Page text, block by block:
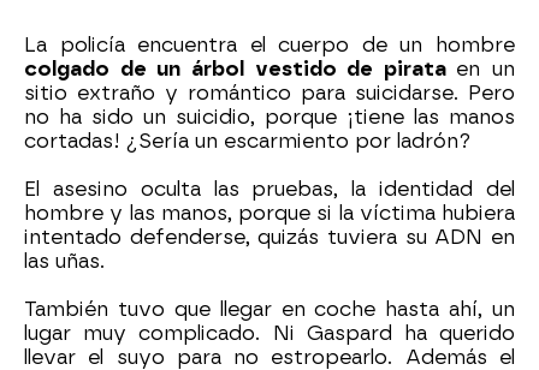
La policía encuentra el cuerpo de un hombre
colgado de un árbol vestido de pirata en un
sitio extraño y romántico para suicidarse. Pero
no ha sido un suicidio, porque ¡tiene las manos
cortadas! ¿Sería un escarmiento por ladrón?
El asesino oculta las pruebas, la identidad del
hombre y las manos, porque si la víctima hubiera
intentado defenderse, quizás tuviera su ADN en
las uñas.
También tuvo que llegar en coche hasta ahí, un
lugar muy complicado. Ni Gaspard ha querido
llevar el suyo para no estropearlo. Además el